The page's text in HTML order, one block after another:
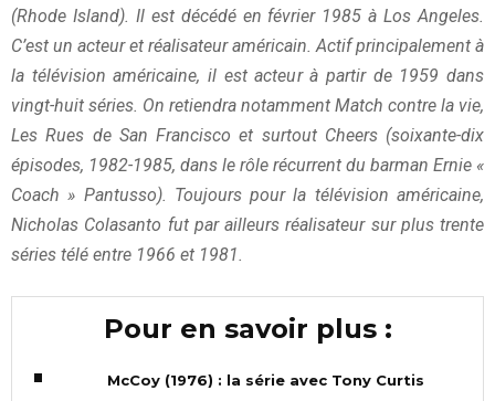
(Rhode Island). Il est décédé en février 1985 à Los Angeles.
C’est un acteur et réalisateur américain. Actif principalement à
la télévision américaine, il est acteur à partir de 1959 dans
vingt-huit séries. On retiendra notamment Match contre la vie,
Les Rues de San Francisco et surtout Cheers (soixante-dix
épisodes, 1982-1985, dans le rôle récurrent du barman Ernie «
Coach » Pantusso). Toujours pour la télévision américaine,
Nicholas Colasanto fut par ailleurs réalisateur sur plus trente
séries télé entre 1966 et 1981.
Pour en savoir plus :
McCoy (1976) : la série avec Tony Curtis